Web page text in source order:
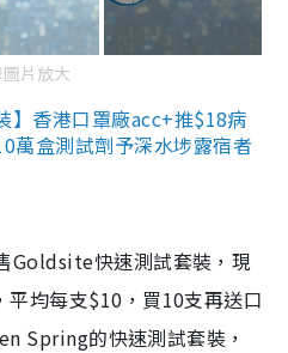
片放大
】香港口罩廠acc+推$18病
萬盒測試劑予深水埗露宿者
Goldsite快速測試套裝，現
均每支$10，買10支再送口
Spring的快速測試套裝，